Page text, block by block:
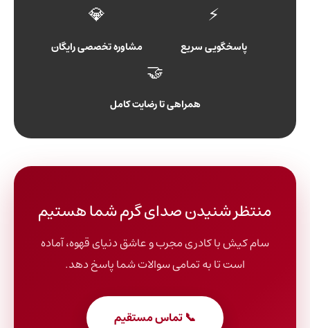
⚡
پاسخگویی سریع
💎
مشاوره تخصصی رایگان
🤝
همراهی تا رضایت کامل
منتظر شنیدن صدای گرم شما هستیم
سام کیش با کادری مجرب و عاشق دنیای قهوه، آماده
است تا به تمامی سوالات شما پاسخ دهد.
📞 تماس مستقیم